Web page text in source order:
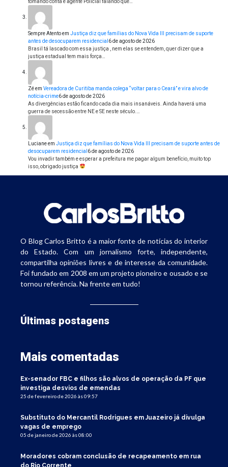
tomando conta e agente Policial falando que…
Sempre Atentoem Justiça diz que famílias do Nova Vida III precisam de suporte
antes de desocuparem residencial 6 de agosto de 2026
Brasil tá lascado com essa justiça , nem elas se entendem, quer dizer que a
justiça estadual tem mais força…
Zéem Vereadora de Curitiba manda colega “voltar para o Ceará” e vira alvo de
notícia-crime6 de agosto de 2026
As divergências estão ficando cada dia mais insanáveis. Ainda haverá uma
guerra de secessão entre NE e SE neste século.…
Lucianeem Justiça diz que famílias do Nova Vida III precisam de suporte antes de
desocuparem residencial 6 de agosto de 2026
Vou invadir também e esperar a prefeitura me pagar algum benefício, muito top
isso, obrigado justiça
O Blog Carlos Britto é a maior fonte de notícias do interior
do Estado. Com um jornalismo forte, independente,
compartilha opiniões livres e de interesse da comunidade.
Foi fundado em 2008 em um projeto pioneiro e ousado e se
tornou referência. Na frente em tudo!
Últimas postagens
Mais comentadas
Ex-senador FBC e filhos são alvos de operação da PF que
investiga desvios de emendas
25 de fevereiro de 2026 às 09:57
Substituto do Mercantil Rodrigues em Juazeiro já divulga
vagas de emprego
05 de janeiro de 2026 às 08:00
Moradores cobram conclusão de recapeamento em rua